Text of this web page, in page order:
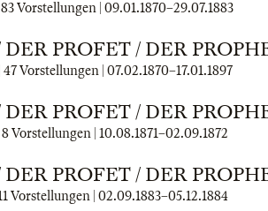
Vorstellungen | 09.01.1870–29.07.1883
PROFET / DER
Vorstellungen | 07.02.1870–17.01.1897
PROFET / DER
Vorstellungen | 10.08.1871–02.09.1872
PROFET / DER
Vorstellungen | 02.09.1883–05.12.1884